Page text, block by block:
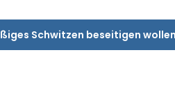
Schwitzen beseitigen wollen